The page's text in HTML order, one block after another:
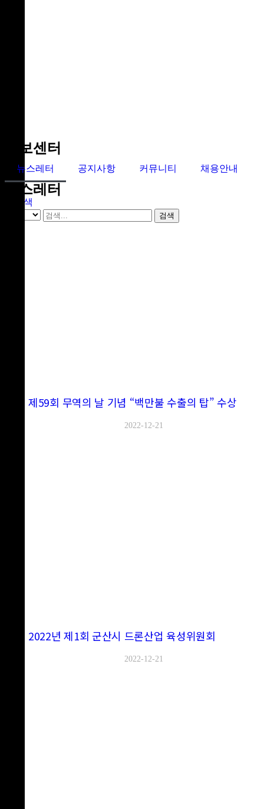
홍보센터
뉴스레터 공지사항 커뮤니티 채용안내
뉴스레터
검색
제59회 무역의 날 기념 “백만불 수출의 탑” 수상
2022-12-21
2022년 제1회 군산시 드론산업 육성위원회
2022-12-21